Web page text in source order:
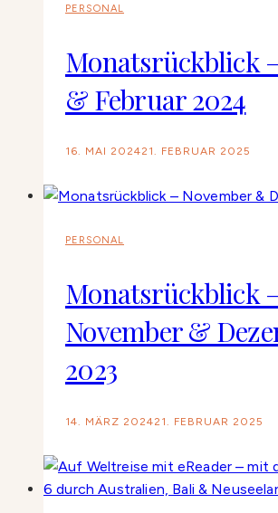
PERSONAL
Monatsrückblick
& Februar 2024
16. MAI 202421. FEBRUAR 2025
PERSONAL
Monatsrückblick
November &
2023
14. MÄRZ 202421. FEBRUAR 2025